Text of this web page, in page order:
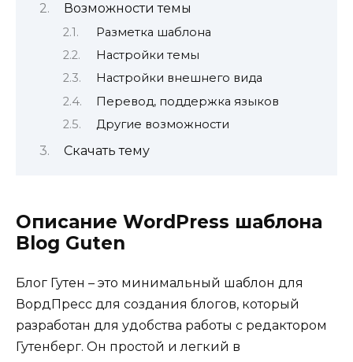
Возможности темы
Разметка шаблона
Настройки темы
Настройки внешнего вида
Перевод, поддержка языков
Другие возможности
Скачать тему
Описание WordPress шаблона
Blog Guten
Блог Гутен – это минимальный шаблон для
ВордПресс для создания блогов, который
разработан для удобства работы с редактором
Гутенберг. Он простой и легкий в